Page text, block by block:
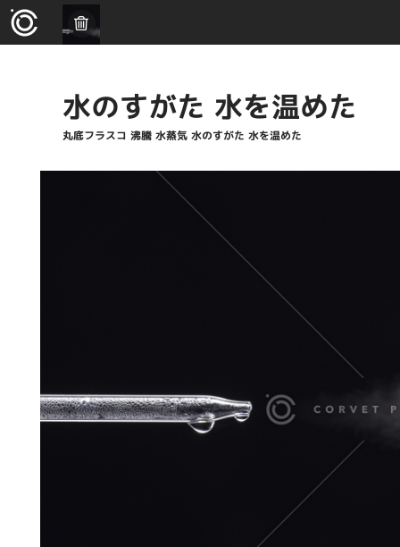
水のすがた 水を温めた
丸底フラスコ 沸騰 水蒸気 水のすがた 水を温めた